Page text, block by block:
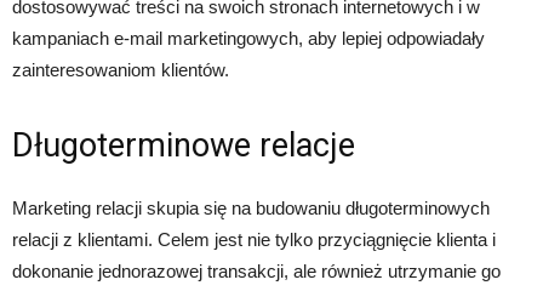
dostosowywać treści na swoich stronach internetowych i w
kampaniach e-mail marketingowych, aby lepiej odpowiadały
zainteresowaniom klientów.
Długoterminowe relacje
Marketing relacji skupia się na budowaniu długoterminowych
relacji z klientami. Celem jest nie tylko przyciągnięcie klienta i
dokonanie jednorazowej transakcji, ale również utrzymanie go